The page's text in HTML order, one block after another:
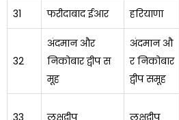
31 फरीदाबाद ईआर हरियाणा
32
अंदमान और
निकोबार द्वीप स
मूह
अंदमान औ
र निकोबार
द्वीप समूह
33 लक्षद्वीप लक्षद्वीप